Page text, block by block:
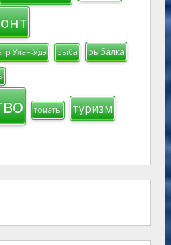
Улан-Удэ рыба рыбалка
томаты туризм